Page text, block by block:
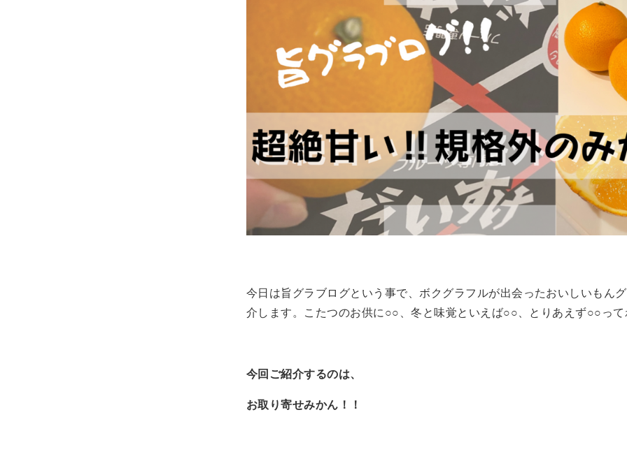
今日は旨グラブログという事で、ボクグラフルが出会ったおいしいもん
介します。こたつのお供に○○、冬と味覚といえば○○、とりあえず○○って
今回ご紹介するのは、
お取り寄せみかん！！